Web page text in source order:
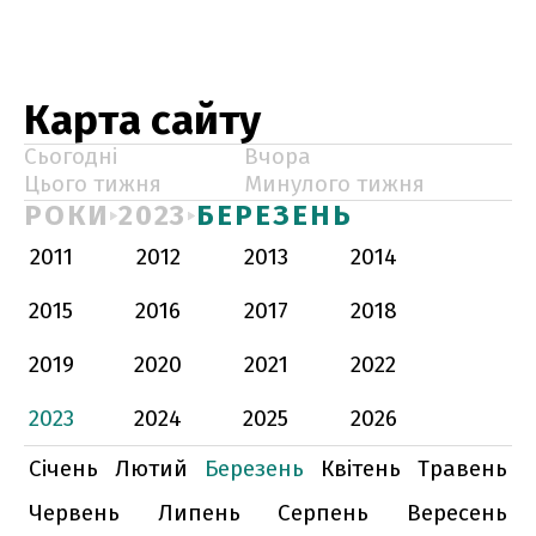
Карта сайту
Сьогодні
Вчора
Цього тижня
Минулого тижня
РОКИ 2023 БЕРЕЗЕНЬ
2011 2012 2013
2014
2015
2016 2017
2018
2019
2020 2021
2022
2023
2024 2025
2026
Січень
Лютий Березень Квітень
Травень
Червень
Липень Серпень Вересень